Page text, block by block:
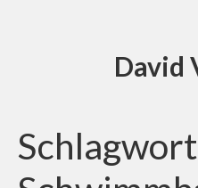
David